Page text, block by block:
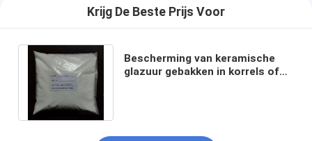
Krijg De Beste Prijs Voor
Bescherming van keramische
glazuur gebakken in korrels of